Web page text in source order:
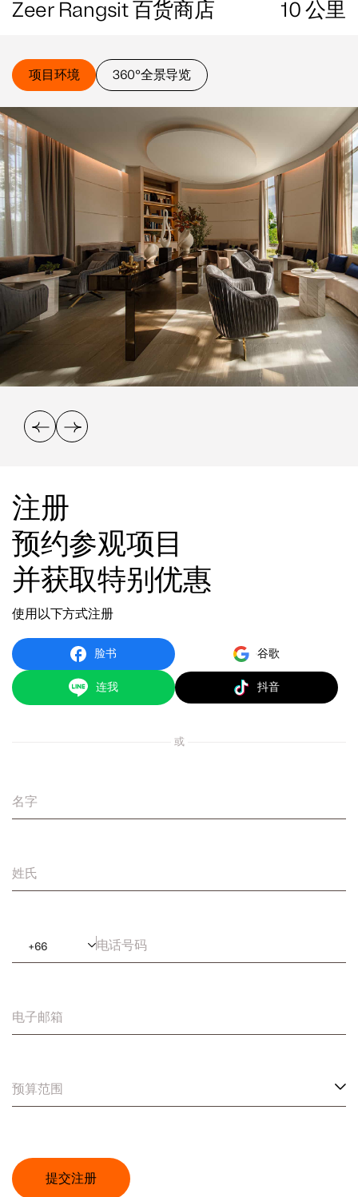
Zeer Rangsit 百货商店 10公里
项目环境 360°全景导览
注册
预约参观项目
并获取特别优惠
使用以下方式注册
脸书 谷歌
连我 抖音
或
名字
姓氏
+66 电话号码
电子邮箱
预算范围
提交注册